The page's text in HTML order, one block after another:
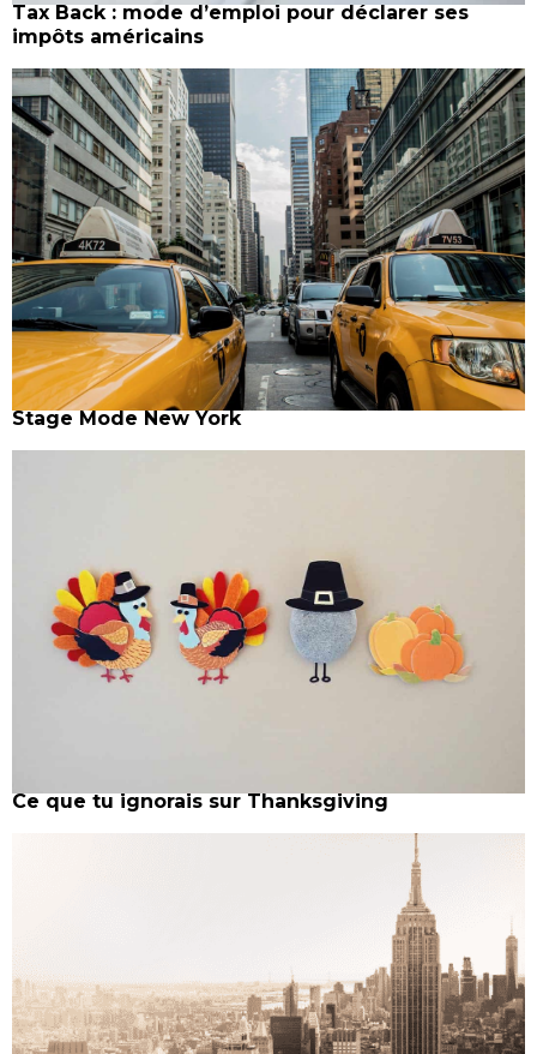
Tax Back : mode d’emploi pour déclarer ses
impôts américains
Stage Mode New York
Ce que tu ignorais sur Thanksgiving